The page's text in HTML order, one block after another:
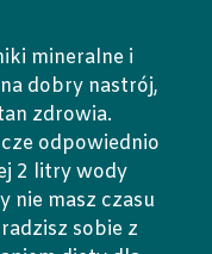
mineralne i
dobry nastrój,
zdrowia.
odpowiednio
2 litry wody
nie masz czasu
sobie z